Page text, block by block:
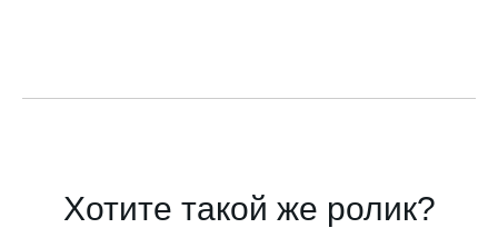
Хотите такой же ролик?